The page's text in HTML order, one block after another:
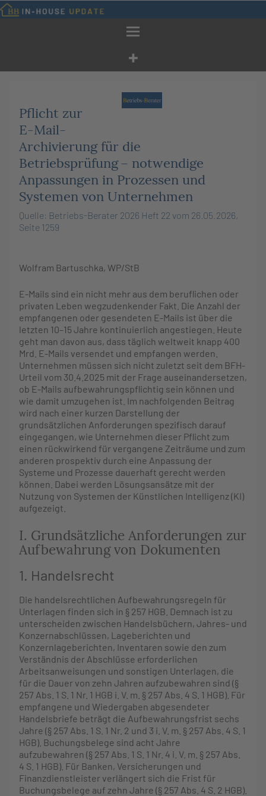
Zum
Inhalt
Pflicht zur
E-Mail-
Archivierung für die
Betriebsprüfung – notwendige
Anpassungen in Prozessen und
Systemen von Unternehmen
Quelle: Betriebs-Berater 2026 Heft 22 vom 26.05.2026,
Seite 1259
Wolfram Bartuschka, WP/StB
E-Mails sind ein nicht mehr aus dem beruflichen oder
privaten Leben wegzudenkender Fakt. Die Anzahl der
empfangenen oder gesendeten E-Mails ist über die
letzten 10–15 Jahre kontinuierlich angestiegen. Heute
geht man davon aus, dass täglich weltweit knapp 400
Mrd. E-Mails versendet und empfangen werden.
Unternehmen müssen sich nicht zuletzt seit dem BFH-
Urteil vom 30.4.2025 mit der Frage auseinandersetzen,
ob E-Mails aufbewahrungspflichtig sein können und
wie damit umzugehen ist. Im nachfolgenden Beitrag
wird nach einer kurzen Darstellung der
grundsätzlichen Anforderungen spezifisch darauf
eingegangen, wie Unternehmen dieser Pflicht zum
einen rückwirkend für vergangene Zeiträume und zum
anderen prospektiv durch eine Anpassung der
Systeme und Prozesse dauerhaft gerecht werden
können. Dabei werden Lösungsansätze mit der
Nutzung von Systemen der Künstlichen Intelligenz (KI)
aufgezeigt.
I. Grundsätzliche Anforderungen zur
Aufbewahrung von Dokumenten
1. Handelsrecht
Die handelsrechtlichen Aufbewahrungsregeln für
Unterlagen finden sich in § 257 HGB. Demnach ist zu
unterscheiden zwischen Handelsbüchern, Jahres- und
Konzernabschlüssen, Lageberichten und
Konzernlageberichten, Inventaren sowie den zum
Verständnis der Abschlüsse erforderlichen
Arbeitsanweisungen und sonstigen Unterlagen, die
für die Dauer von zehn Jahren aufzubewahren sind (§
257 Abs. 1 S. 1 Nr. 1 HGB i. V. m. § 257 Abs. 4 S. 1 HGB). Für
empfangene und Wiedergaben abgesendeter
Handelsbriefe beträgt die Aufbewahrungsfrist sechs
Jahre (§ 257 Abs. 1 S. 1 Nr. 2 und 3 i. V. m. § 257 Abs. 4 S. 1
HGB). Buchungsbelege sind acht Jahre
aufzubewahren (§ 257 Abs. 1 S. 1 Nr. 4 i. V. m. § 257 Abs.
4 S. 1 HGB). Für Banken, Versicherungen und
Finanzdienstleister verlängert sich die Frist für
Buchungsbelege auf zehn Jahre (§ 257 Abs. 4 S. 2 HGB).